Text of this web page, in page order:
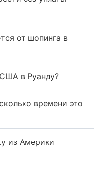
от шопинга в
в Руанду?
времени это
из Америки